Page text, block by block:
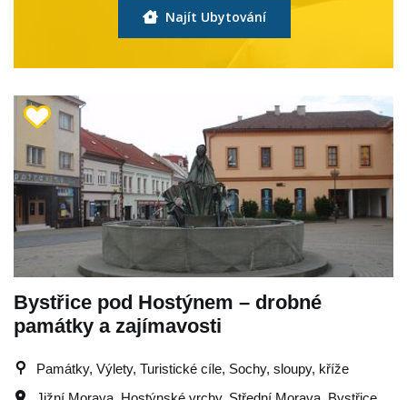
Najít Ubytování
Bystřice pod Hostýnem – drobné
památky a zajímavosti
Památky, Výlety, Turistické cíle, Sochy, sloupy, kříže